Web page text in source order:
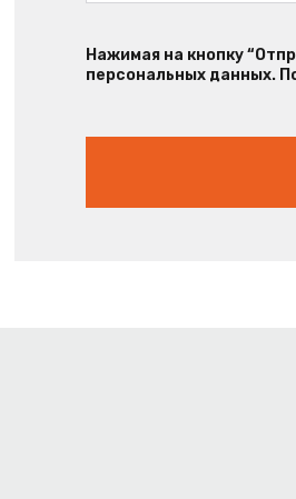
Нажимая на кнопку
персональных данных.